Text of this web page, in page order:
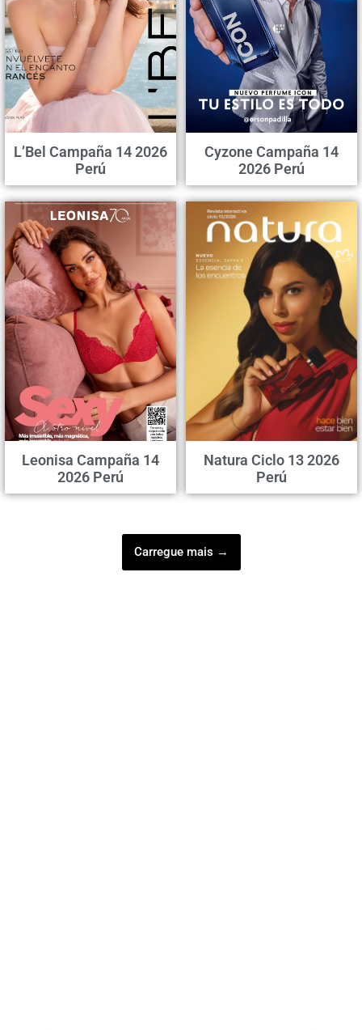
L’Bel Campaña 14 2026
Perú
Cyzone Campaña 14
2026 Perú
Leonisa Campaña 14
2026 Perú
Natura Ciclo 13 2026
Perú
Carregue mais →